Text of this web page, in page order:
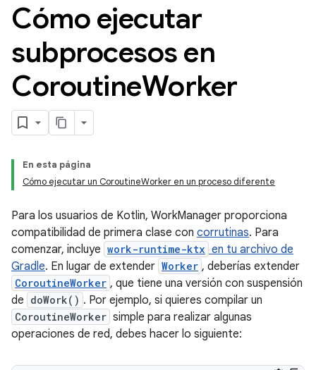
Cómo ejecutar
subprocesos en
CoroutineWorker
En esta página
Cómo ejecutar un CoroutineWorker en un proceso diferente
Para los usuarios de Kotlin, WorkManager proporciona
compatibilidad de primera clase con corrutinas. Para
comenzar, incluye work-runtime-ktx en tu archivo de
Gradle. En lugar de extender Worker , deberías extender
CoroutineWorker , que tiene una versión con suspensión
de doWork() . Por ejemplo, si quieres compilar un
CoroutineWorker simple para realizar algunas
operaciones de red, debes hacer lo siguiente: